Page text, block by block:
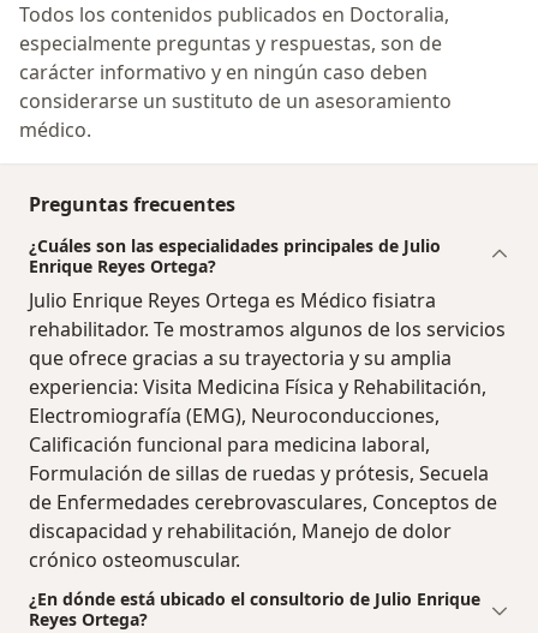
Todos los contenidos publicados en Doctoralia,
especialmente preguntas y respuestas, son de
carácter informativo y en ningún caso deben
considerarse un sustituto de un asesoramiento
médico.
Preguntas frecuentes
¿Cuáles son las especialidades principales de Julio
Enrique Reyes Ortega?
Julio Enrique Reyes Ortega es Médico fisiatra
rehabilitador. Te mostramos algunos de los servicios
que ofrece gracias a su trayectoria y su amplia
experiencia: Visita Medicina Física y Rehabilitación,
Electromiografía (EMG), Neuroconducciones,
Calificación funcional para medicina laboral,
Formulación de sillas de ruedas y prótesis, Secuela
de Enfermedades cerebrovasculares, Conceptos de
discapacidad y rehabilitación, Manejo de dolor
crónico osteomuscular.
¿En dónde está ubicado el consultorio de Julio Enrique
Reyes Ortega?